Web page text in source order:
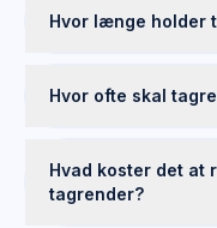
Hvor længe holder
Hvor ofte skal
Hvad koster det at
tagrender?